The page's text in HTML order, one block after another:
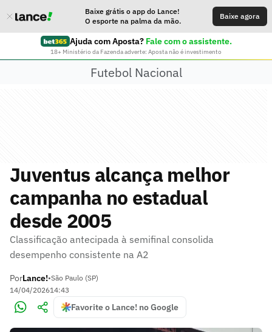
Baixe grátis o app do Lance!
O esporte na palma da mão.
Baixe agora
Ajuda com Aposta? Fale com o assistente.
18+ Ministério da Fazenda adverte: Aposta não é investimento
Futebol Nacional
Juventus alcança melhor
campanha no estadual
desde 2005
Classificação antecipada à semifinal consolida
desempenho consistente na A2
PorLance!•São Paulo (SP)
14/04/202614:43
Favorite o Lance! no Google